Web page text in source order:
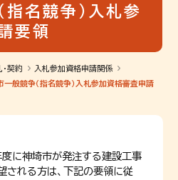
指名競争）入札参
要領
・契約
入札参加資格申請関係
一般競争（指名競争）入札参加資格審査申請
に神埼市が発注する建設工事
される方は、下記の要領に従